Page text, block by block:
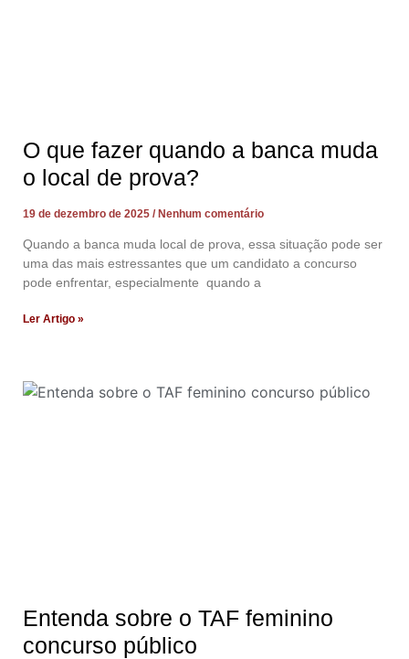
O que fazer quando a banca muda
o local de prova?
19 de dezembro de 2025 Nenhum comentário
Quando a banca muda local de prova, essa situação pode ser
uma das mais estressantes que um candidato a concurso
pode enfrentar, especialmente quando a
Ler Artigo »
Entenda sobre o TAF feminino
concurso público